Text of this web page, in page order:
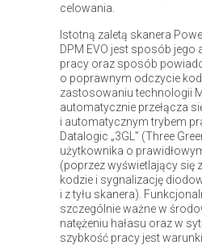
celowania.
Istotną zaletą skanera
DPM EVO jest sposób jego
pracy oraz sposób
o poprawnym odczycie
zastosowaniu technologii
automatycznie przełącza
i automatycznym trybem
Datalogic „3GL” (Three
użytkownika o
(poprzez wyświetlający się
kodzie i sygnalizację
i z tyłu skanera).
szczególnie ważne w
natężeniu hałasu oraz w
szybkość pracy jest